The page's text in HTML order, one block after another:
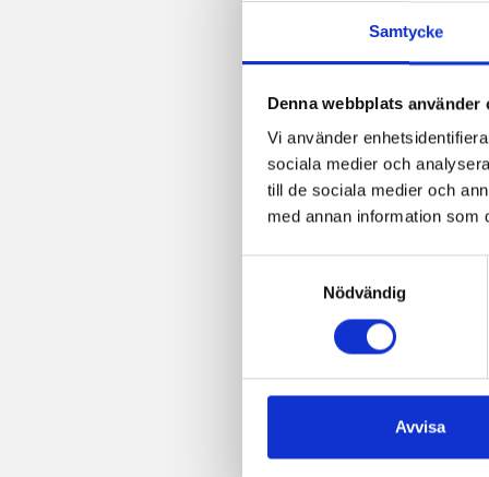
Samtycke
Denna webbplats använder
Vi använder
sociala medier och
till de sociala medier och
med annan information som
Nödvändig
Avvisa